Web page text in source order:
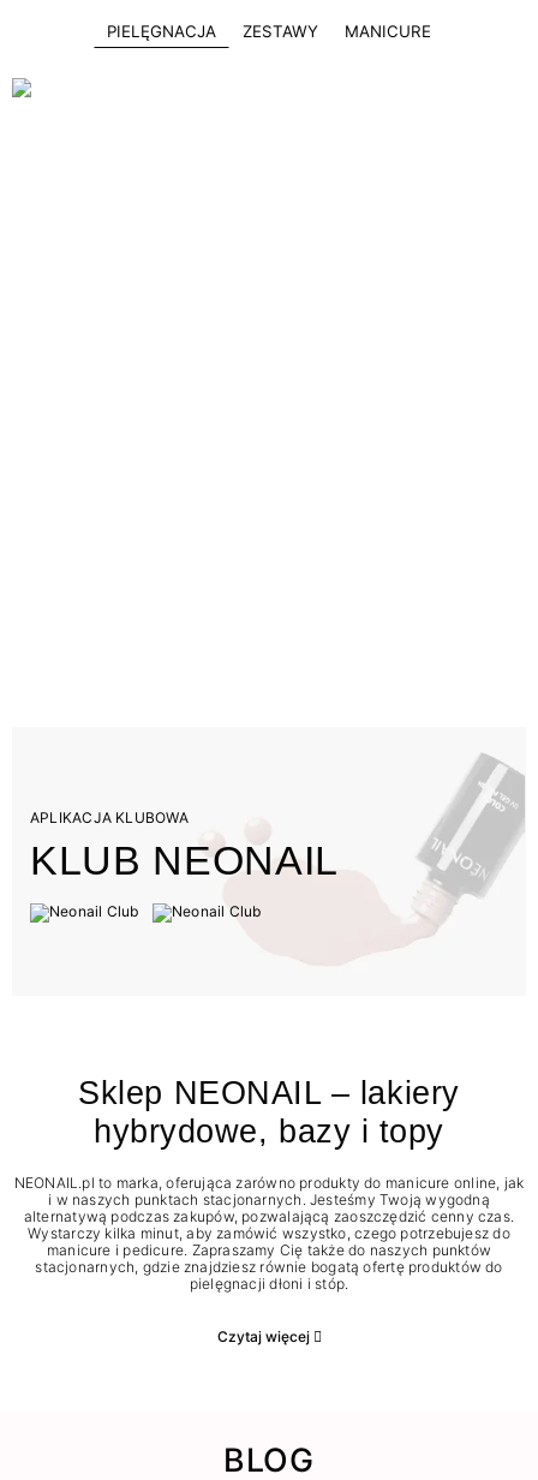
PIELĘGNACJA ZESTAWY MANICURE
APLIKACJA KLUBOWA
KLUB NEONAIL
Sklep NEONAIL – lakiery
hybrydowe, bazy i topy
NEONAIL.pl to marka, oferująca zarówno produkty do manicure online, jak
i w naszych punktach stacjonarnych. Jesteśmy Twoją wygodną
alternatywą podczas zakupów, pozwalającą zaoszczędzić cenny czas.
Wystarczy kilka minut, aby zamówić wszystko, czego potrzebujesz do
manicure i pedicure. Zapraszamy Cię także do naszych punktów
stacjonarnych, gdzie znajdziesz równie bogatą ofertę produktów do
pielęgnacji dłoni i stóp.
Czytaj więcej
BLOG